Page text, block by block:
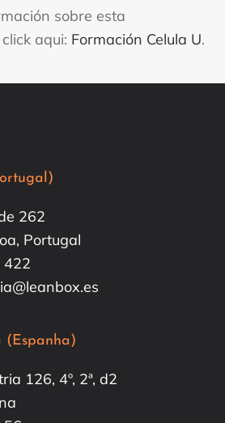
sobre esta
aqui: Formación Celula U.
262
Portugal
422
(Espanha)
126, 4º, 2ª, d2